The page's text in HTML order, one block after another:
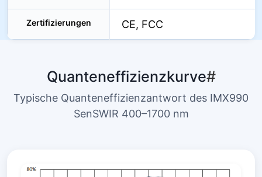
Zertifizierungen CE, FCC
Quanteneffizienzkurve#
Typische Quanteneffizienzantwort des IMX990
SenSWIR 400–1700 nm